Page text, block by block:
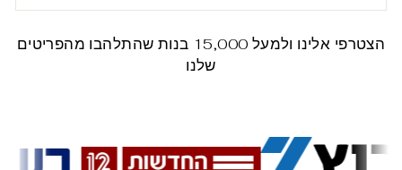
הצטרפי אלינו ולמעל 15,000 בנות שהתלהבו מהפריטים
שלנו